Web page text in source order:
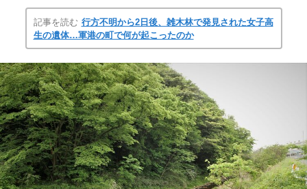
記事を読む 行方不明から2日後、雑木林で発見された女子高
生の遺体…軍港の町で何が起こったのか